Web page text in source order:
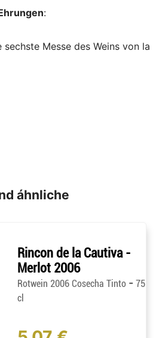
:
Messe des Weins von la
áhnliche
Rincon de la Cautiva -
Merlot 2006
Rotwein 2006 Cosecha Tinto -75
cl